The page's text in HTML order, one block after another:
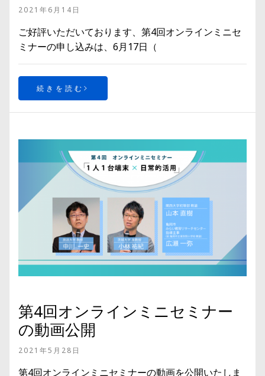
2021年6月14日
ご好評いただいております、第4回オンラインミニセ
ミナーの申し込みは、6月17日（
続きを読む
第4回オンラインミニセミナー
の動画公開
2021年5月28日
第4回オンラインミニセミナーの動画を公開いたしま